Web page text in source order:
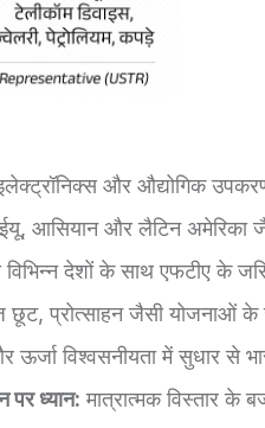
और औद्योगिक
आसियान और लैटिन अमेरिका
विभिन्न देशों के साथ एफटीए के
छूट, प्रोत्साहन जैसी योजनाओं के
ऊर्जा विश्वसनीयता में सुधार से
पर ध्यान: मात्रात्मक विस्तार के